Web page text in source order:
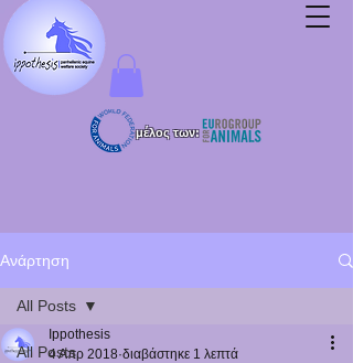
μέλος των:
Ανάρτηση
All Posts
All Posts
Ippothesis
4 Απρ 2018 διαβάστηκε 1 λεπτά